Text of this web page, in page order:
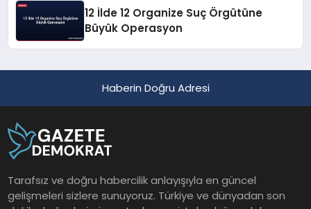
12 İlde 12 Organize Suç Örgütüne
Büyük Operasyon
Haberin Doğru Adresi
Tarafsız ve doğru habercilik anlayışıyla en güncel
gelişmeleri sizlere sunuyoruz. Türkiye ve dünyadan son